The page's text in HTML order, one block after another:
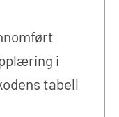
i
tabell